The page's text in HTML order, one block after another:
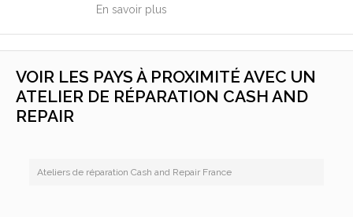
En savoir plus
VOIR LES PAYS À PROXIMITÉ AVEC UN
ATELIER DE RÉPARATION CASH AND
REPAIR
Ateliers de réparation Cash and Repair France